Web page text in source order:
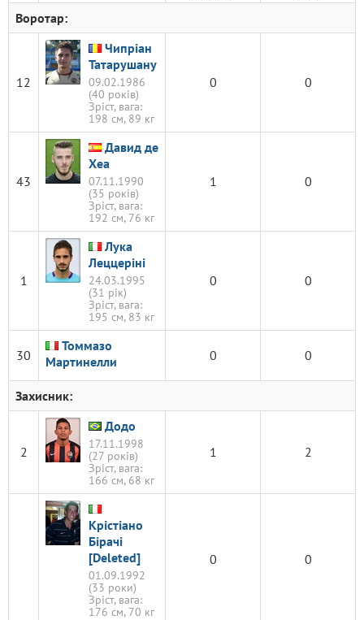
Воротар:
12
Чипріан
Татарушану
09.02.1986
(40 років)
Зріст, вага:
198 см, 89 кг
0 0
43
Давид де
Хеа
07.11.1990
(35 років)
Зріст, вага:
192 см, 76 кг
1 0
1
Лука
Леццеріні
24.03.1995
(31 рік)
Зріст, вага:
195 см, 83 кг
0 0
30
Томмазо
Мартинелли
0 0
Захисник:
2
Додо
17.11.1998
(27 років)
Зріст, вага:
166 см, 68 кг
1 2
Крістіано
Бірачі
[Deleted]
01.09.1992
(33 роки)
Зріст, вага:
176 см, 70 кг
0 0